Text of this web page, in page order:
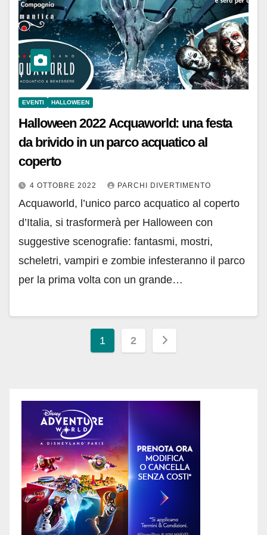
EVENTI HALLOWEEN
Halloween 2022 Acquaworld: una festa
da brivido in un parco acquatico al
coperto
4 OTTOBRE 2022 PARCHI DIVERTIMENTO
Acquaworld, l’unico parco acquatico al coperto
d’Italia, si trasformerà per Halloween con
suggestive scenografie: fantasmi, mostri,
scheletri, vampiri e zombie infesteranno il parco
per la prima volta con un grande…
Paginazione
1 2